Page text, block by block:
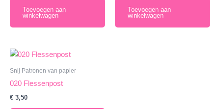
Toevoegen aan
winkelwagen
Toevoegen aan
winkelwagen
Snij Patronen van papier
020 Flessenpost
€ 3,50